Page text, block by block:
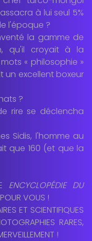
à lui seul 5%
l'époque ?
la gamme de
qu'il croyait à la
« philosophie »
un excellent boxeur
?
rire se déclencha
Sidis, l'homme au
que 160 (et que la
ENCYCLOPÉDIE DU
VOUS !
ET SCIENTIFIQUES
RARES,
!